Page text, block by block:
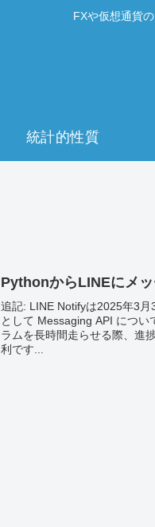
FXや仮想通貨
統計的性質
PythonからLINEにメ
追記: LINE Notifyは2025年3
として Messaging API につ
ラムを長時間走らせる際、進
利です...